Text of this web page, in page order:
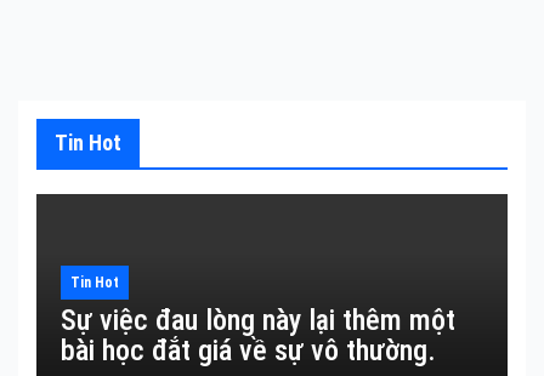
Tin Hot
Tin Hot
Sự việc đau lòng này lại thêm một
bài học đắt giá về sự vô thường.